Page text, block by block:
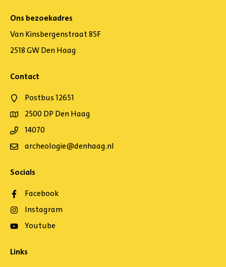
Ons bezoekadres
Van Kinsbergenstraat 85F
2518 GW Den Haag
Contact
Postbus 12651
2500 DP Den Haag
14070
archeologie@denhaag.nl
Socials
Facebook
Instagram
Youtube
Links